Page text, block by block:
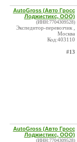
AutoGross (Авто Гросс
Лоджистикс, ООО)
(ИНН:7704309528)
Экспедитор-перевозчик ,
Москва
Код:403110
#13
AutoGross (Авто Гросс
Лоджистикс, ООО)
(ИНН:7704309528)